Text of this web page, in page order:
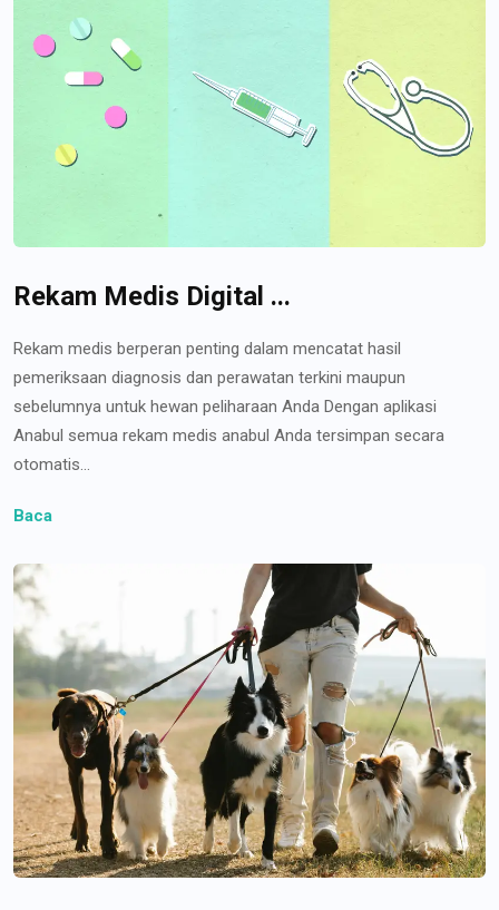
Rekam Medis Digital ...
Rekam medis berperan penting dalam mencatat hasil
pemeriksaan diagnosis dan perawatan terkini maupun
sebelumnya untuk hewan peliharaan Anda Dengan aplikasi
Anabul semua rekam medis anabul Anda tersimpan secara
otomatis...
Baca